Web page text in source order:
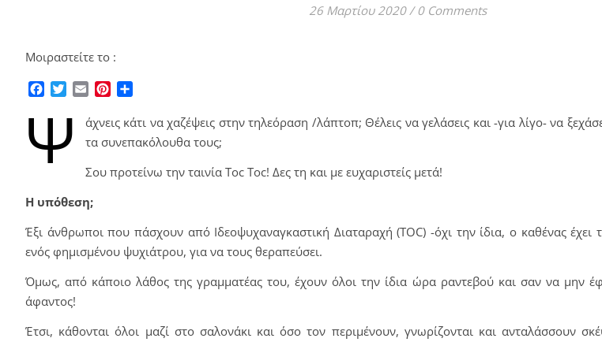
26 Μαρτίου 2020 / 0 Comments
Μοιραστείτε το :
Facebook
TwitterEmailPinterest
Ψ
άχνεις κάτι να χαζέψεις στην τηλεόραση /λάπτοπ; Θέλεις να γελάσεις και -για λίγο- να
τα συνεπακόλουθα τους;
Σου προτείνω την ταινία Toc Toc! Δες τη και με ευχαριστείς μετά!
Η υπόθεση;
Έξι άνθρωποι που πάσχουν από Ιδεοψυχαναγκαστική Διαταραχή (ΤOC) -όχι την ίδια, ο καθένας έχει
ενός φημισμένου ψυχιάτρου, για να τους θεραπεύσει.
Όμως, από κάποιο λάθος της γραμματέας του, έχουν όλοι την ίδια ώρα ραντεβού και σαν να μην
άφαντος!
Έτσι, κάθονται όλοι μαζί στο σαλονάκι και όσο τον περιμένουν, γνωρίζονται και ανταλάσσουν